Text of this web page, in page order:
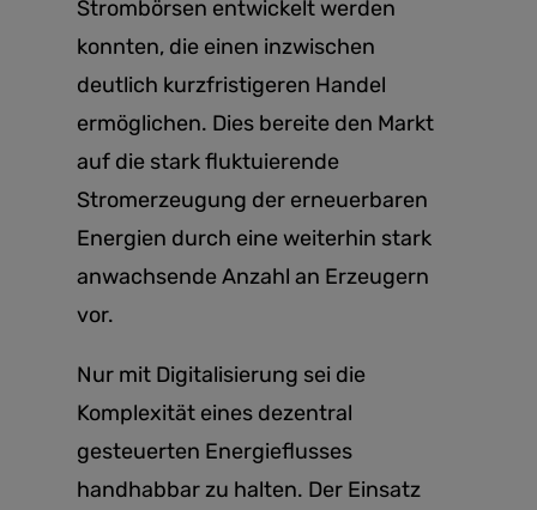
Strombörsen entwickelt werden
konnten, die einen inzwischen
deutlich kurzfristigeren Handel
ermöglichen. Dies bereite den Markt
auf die stark fluktuierende
Stromerzeugung der erneuerbaren
Energien durch eine weiterhin stark
anwachsende Anzahl an Erzeugern
vor.
Nur mit Digitalisierung sei die
Komplexität eines dezentral
gesteuerten Energieflusses
handhabbar zu halten. Der Einsatz